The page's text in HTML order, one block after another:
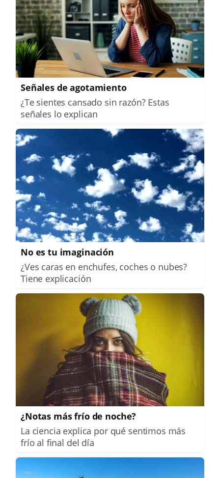
Señales de agotamiento
¿Te sientes cansado sin razón? Estas
señales lo explican
No es tu imaginación
¿Ves caras en enchufes, coches o nubes?
Tiene explicación
¿Notas más frío de noche?
La ciencia explica por qué sentimos más
frío al final del día